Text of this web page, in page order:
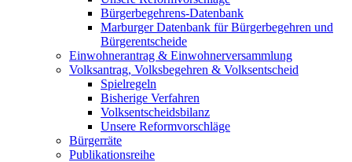
Bürgerbegehrens-Datenbank
Marburger Datenbank für Bürgerbegehren und
Bürgerentscheide
Einwohnerantrag & Einwohnerversammlung
Volksantrag, Volksbegehren & Volksentscheid
Spielregeln
Bisherige Verfahren
Volksentscheidsbilanz
Unsere Reformvorschläge
Bürgerräte
Publikationsreihe